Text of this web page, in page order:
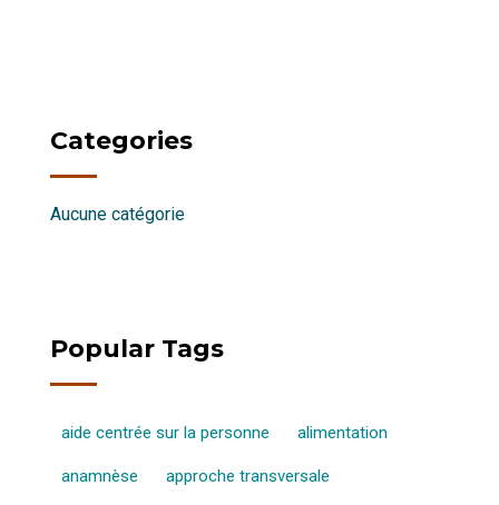
Categories
Aucune catégorie
Popular Tags
aide centrée sur la personne alimentation
anamnèse approche transversale